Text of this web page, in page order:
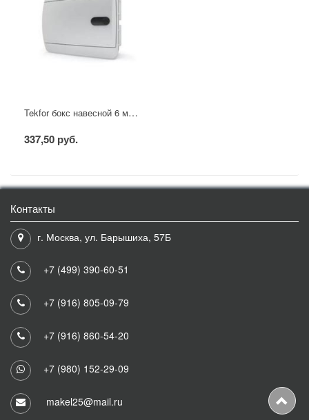
Tekfor бокс навесной 6 мод. IP41, непрозрачная белая дверца
337,50 руб.
Контакты
г. Москва, ул. Барышиха, 57Б
+7 (499) 390-60-51
+7 (916) 805-09-79
+7 (916) 860-54-20
+7 (980) 152-29-09
makel25@mail.ru